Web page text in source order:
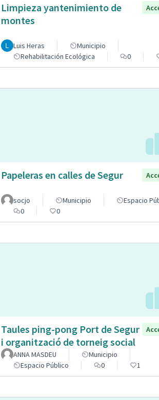
Limpieza yantenimiento de
montes
Luis Heras
Municipio
Rehabilitación Ecológica
0
Papeleras en calles de Segur
socjo Municipio
Espacio
0
0
Taules ping-pong Port de Segur
i organització de torneig social
ANNA MASDEU
Municipio
Espacio Público
0 1